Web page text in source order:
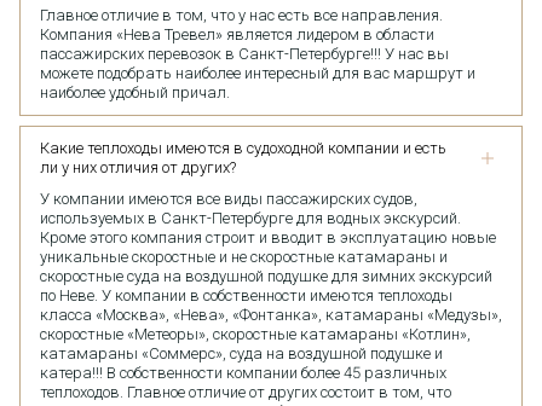
Главное отличие в том, что у нас есть все направления.
Компания «Нева Тревел» является лидером в области
пассажирских перевозок в Санкт-Петербурге!!! У нас вы
можете подобрать наиболее интересный для вас маршрут и
наиболее удобный причал.
Какие теплоходы имеются в судоходной компании и есть
ли у них отличия от других?
У компании имеются все виды пассажирских судов,
используемых в Санкт-Петербурге для водных экскурсий.
Кроме этого компания строит и вводит в эксплуатацию новые
уникальные скоростные и не скоростные катамараны и
скоростные суда на воздушной подушке для зимних экскурсий
по Неве. У компании в собственности имеются теплоходы
класса «Москва», «Нева», «Фонтанка», катамараны «Медузы»,
скоростные «Метеоры», скоростные катамараны «Котлин»,
катамараны «Соммерс», суда на воздушной подушке и
катера!!! В собственности компании более 45 различных
теплоходов. Главное отличие от других состоит в том, что